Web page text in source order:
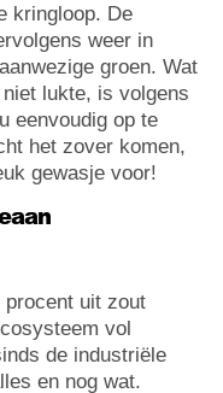
kringloop. De
weer in
groen. Wat
lukte, is volgens
eenvoudig op te
het zover komen,
gewasje voor!
procent uit zout
vol
de industriële
en nog wat.